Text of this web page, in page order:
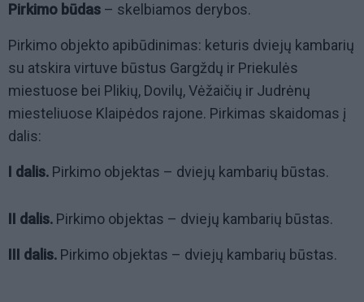
Pirkimo būdas – skelbiamos derybos.
Pirkimo objekto apibūdinimas: keturis dviejų kambarių
su atskira virtuve būstus Gargždų ir Priekulės
miestuose bei Plikių, Dovilų, Vėžaičių ir Judrėnų
miesteliuose Klaipėdos rajone. Pirkimas skaidomas į
dalis:
I dalis. Pirkimo objektas – dviejų kambarių būstas.
II dalis. Pirkimo objektas – dviejų kambarių būstas.
III dalis. Pirkimo objektas – dviejų kambarių būstas.